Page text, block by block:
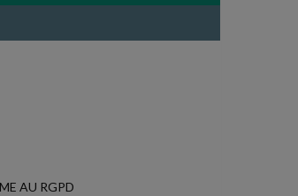
AU RGPD